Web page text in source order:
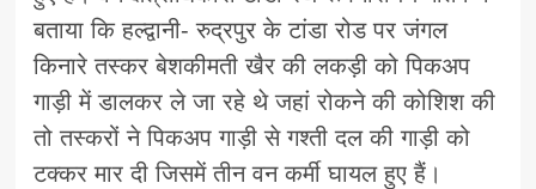
बताया कि हल्द्वानी- रुद्रपुर के टांडा रोड पर जंगल
किनारे तस्कर बेशकीमती खैर की लकड़ी को पिकअप
गाड़ी में डालकर ले जा रहे थे जहां रोकने की कोशिश की
तो तस्करों ने पिकअप गाड़ी से गश्ती दल की गाड़ी को
टक्कर मार दी जिसमें तीन वन कर्मी घायल हुए हैं।